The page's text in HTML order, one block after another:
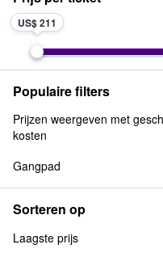
US$ 211
Populaire filters
Prijzen weergeven met
kosten
Gangpad
Sorteren op
Laagste prijs